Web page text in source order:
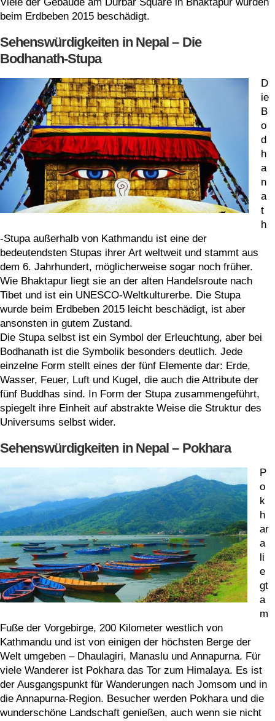
beim Erdbeben 2015 beschädigt.
Sehenswürdigkeiten in Nepal – Die
Bodhanath-Stupa
D
ie
B
o
d
h
a
n
a
t
h
-Stupa außerhalb von Kathmandu ist eine der
bedeutendsten Stupas ihrer Art weltweit und stammt aus
dem 6. Jahrhundert, möglicherweise sogar noch früher.
Wie Bhaktapur liegt sie an der alten Handelsroute nach
Tibet und ist ein UNESCO-Weltkulturerbe. Die Stupa
wurde beim Erdbeben 2015 leicht beschädigt, ist aber
ansonsten in gutem Zustand.
Die Stupa selbst ist ein Symbol der Erleuchtung, aber bei
Bodhanath ist die Symbolik besonders deutlich. Jede
einzelne Form stellt eines der fünf Elemente dar: Erde,
Wasser, Feuer, Luft und Kugel, die auch die Attribute der
fünf Buddhas sind. In Form der Stupa zusammengeführt,
spiegelt ihre Einheit auf abstrakte Weise die Struktur des
Universums selbst wider.
Sehenswürdigkeiten in Nepal – Pokhara
P
o
k
h
ar
a
li
e
gt
a
m
Fuße der Vorgebirge, 200 Kilometer westlich von
Kathmandu und ist von einigen der höchsten Berge der
Welt umgeben – Dhaulagiri, Manaslu und Annapurna. Für
viele Wanderer ist Pokhara das Tor zum Himalaya. Es ist
der Ausgangspunkt für Wanderungen nach Jomsom und in
die Annapurna-Region. Besucher werden Pokhara und die
wunderschöne Landschaft genießen, auch wenn sie nicht